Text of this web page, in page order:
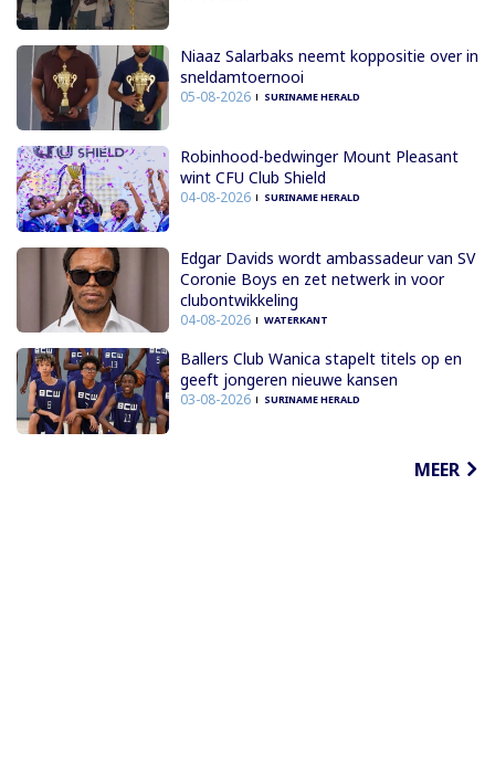
Niaaz Salarbaks neemt koppositie over in
sneldamtoernooi
05-08-2026 SURINAME HERALD
Robinhood-bedwinger Mount Pleasant
wint CFU Club Shield
04-08-2026 SURINAME HERALD
Edgar Davids wordt ambassadeur van SV
Coronie Boys en zet netwerk in voor
clubontwikkeling
04-08-2026 WATERKANT
Ballers Club Wanica stapelt titels op en
geeft jongeren nieuwe kansen
03-08-2026 SURINAME HERALD
MEER